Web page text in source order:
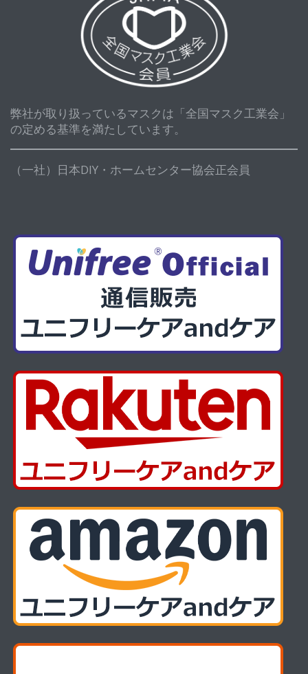
弊社が取り扱っているマスクは「全国マスク工業会」
の定める基準を満たしています。
（一社）日本DIY・ホームセンター協会正会員